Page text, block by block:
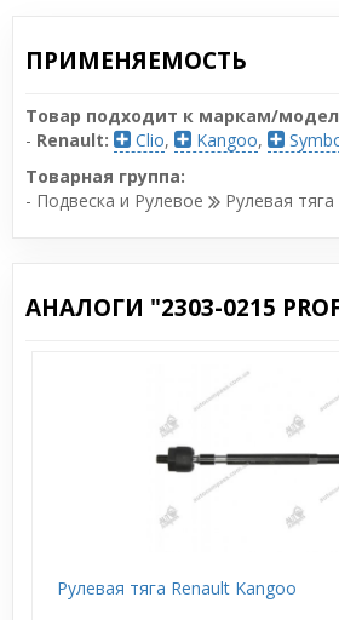
ПРИМЕНЯЕМОСТЬ
Товар подходит к маркам/
- Renault: Clio, Kangoo,
Товарная группа:
- Подвеска и Рулевое
Рулевая тяга
АНАЛОГИ "2303-0215
Рулевая тяга Renault Kangoo